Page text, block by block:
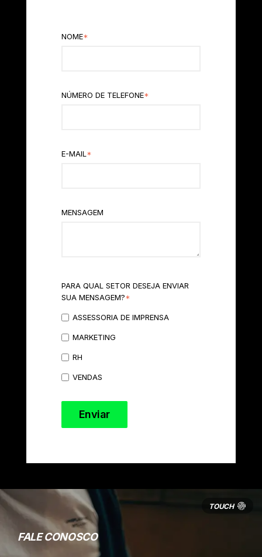
NOME*
NÚMERO DE TELEFONE*
E-MAIL *
MENSAGEM
PARA QUAL SETOR DESEJA ENVIAR
SUA MENSAGEM?*
ASSESSORIA DE IMPRENSA
MARKETING
RH
VENDAS
FALE CONOSCO